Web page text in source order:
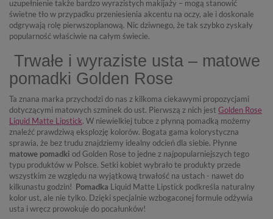
uzupełnienie także bardzo wyrazistych makijaży – mogą stanowić
świetne tło w przypadku przeniesienia akcentu na oczy, ale i doskonale
odgrywają rolę pierwszoplanową. Nic dziwnego, że tak szybko zyskały
popularność właściwie na całym świecie.
Trwałe i wyraziste usta – matowe
pomadki Golden Rose
Ta znana marka przychodzi do nas z kilkoma ciekawymi propozycjami
dotyczącymi matowych szminek do ust. Pierwszą z nich jestGolden Rose
Liquid Matte Lipstick. W niewielkiej tubce z płynną pomadką możemy
znaleźć prawdziwą eksplozję kolorów. Bogata gama kolorystyczna
sprawia, że bez trudu znajdziemy idealny odcień dla siebie. Płynne
matowe pomadki od Golden Rose to jedne z najpopularniejszych tego
typu produktów w Polsce. Setki kobiet wybrało te produkty przede
wszystkim ze względu na wyjątkową trwałość na ustach - nawet do
kilkunastu godzin! Pomadka Liquid Matte Lipstick podkreśla naturalny
kolor ust, ale nie tylko. Dzięki specjalnie wzbogaconej formule odżywia
usta i wręcz prowokuje do pocałunków!